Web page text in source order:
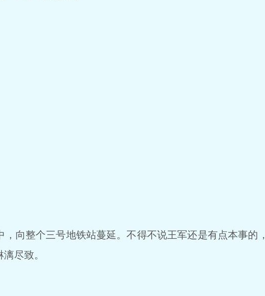
向整个三号地铁站蔓延。不得不说王军还是有点本事的，
尽致。